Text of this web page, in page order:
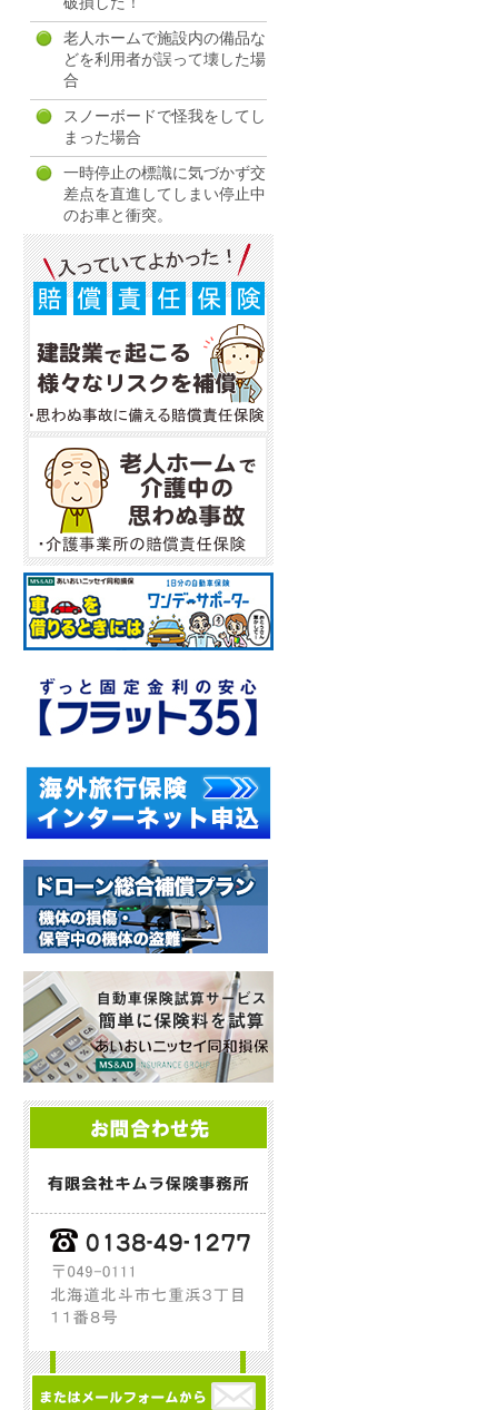
老人ホームで施設内の備品な
どを利用者が誤って壊した場
合
スノーボードで怪我をしてし
まった場合
一時停止の標識に気づかず交
差点を直進してしまい停止中
のお車と衝突。